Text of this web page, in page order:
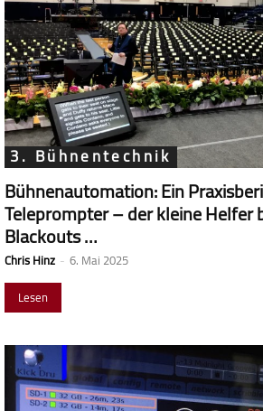
3. Bühnentechnik
Bühnenautomation: Ein
Teleprompter – der kleine Helfer
Blackouts …
Chris Hinz - 6. Mai 2025
Lesen